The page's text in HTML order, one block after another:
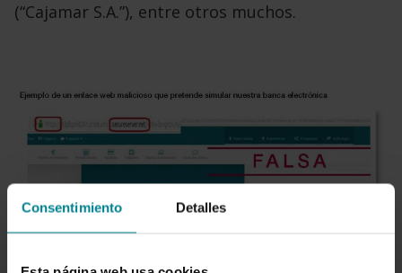
Consentimiento Detalles
(“Cajamar S.A.”), entre otros muchos.